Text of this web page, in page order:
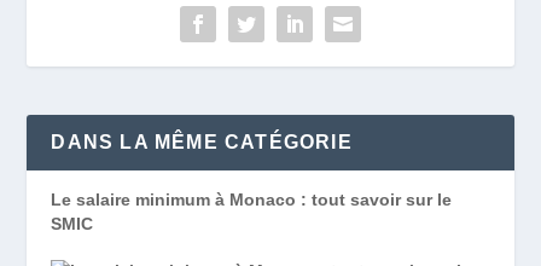
DANS LA MÊME CATÉGORIE
Le salaire minimum à Monaco : tout savoir sur le
SMIC